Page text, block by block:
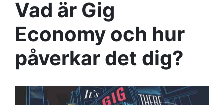
Vad är Gig
Economy och hur
påverkar det dig?